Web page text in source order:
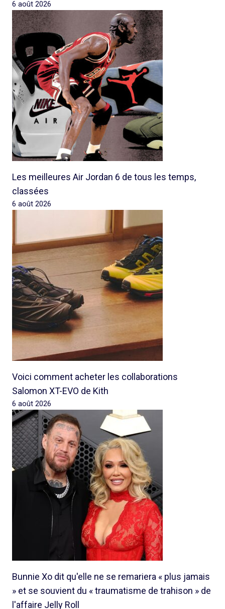
6 août 2026
Les meilleures Air Jordan 6 de tous les temps,
classées
6 août 2026
Voici comment acheter les collaborations
Salomon XT-EVO de Kith
6 août 2026
Bunnie Xo dit qu'elle ne se remariera « plus jamais
» et se souvient du « traumatisme de trahison » de
l'affaire Jelly Roll